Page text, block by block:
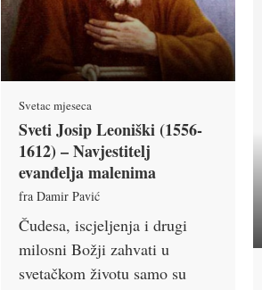
Svetac mjeseca
Sveti Josip Leoniški (1556-
1612) – Navjestitelj
evanđelja malenima
fra Damir Pavić
Čudesa, iscjeljenja i drugi
milosni Božji zahvati u
svetačkom životu samo su